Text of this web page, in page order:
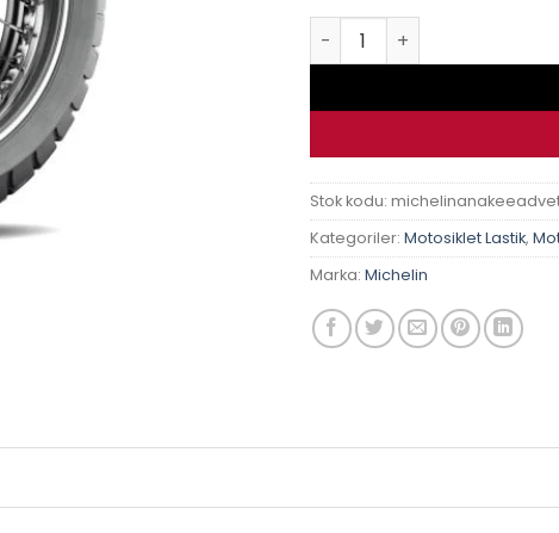
Michelin Anakee
Stok kodu:
Kategoriler: Motosiklet Lastik,
Marka: Michelin